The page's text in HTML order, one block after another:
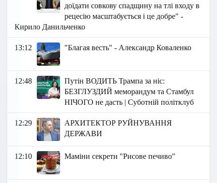
доїдати совкову спадщину на тлі входу в
рецесію масштабується і це добре" -
Кирило Данильченко
13:12 "Благая весть" - Александр Коваленко
12:48
Путін ВОДИТЬ Трампа за ніс:
БЕЗГЛУЗДИЙ меморандум та Стамбул
НІЧОГО не дасть | Суботній політклуб
12:29
АРХИТЕКТОР РУЙНУВАННЯ
ДЕРЖАВИ
12:10 Маміни секрети "Рисове печиво"